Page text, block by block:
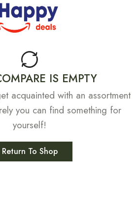
IS EMPTY
acquainted with an assortment
you can find something for
yourself!
Return To Shop